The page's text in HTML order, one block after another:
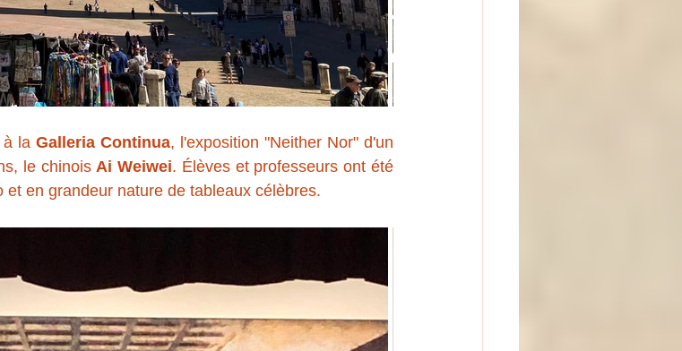
à la Galleria Continua, l'exposition "Neither Nor" d'un
le chinois Ai Weiwei. Élèves et professeurs ont été
en grandeur nature de tableaux célèbres.